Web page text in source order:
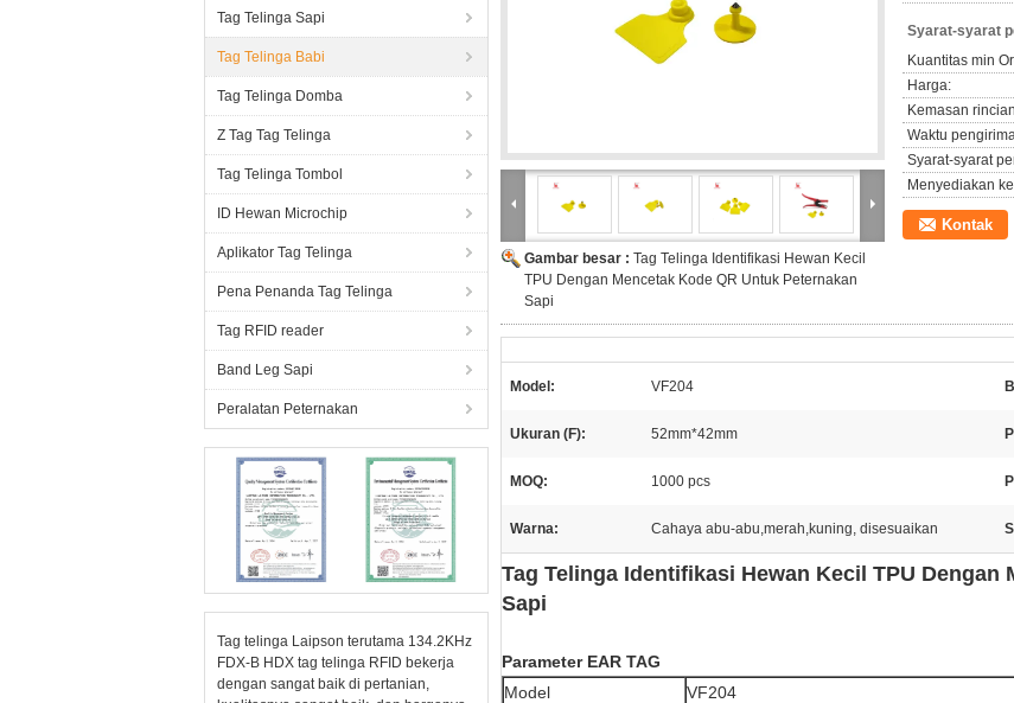
Tag Telinga Sapi
Tag Telinga Babi
Tag Telinga Domba
Z Tag Tag Telinga
Tag Telinga Tombol
ID Hewan Microchip
Aplikator Tag Telinga
Pena Penanda Tag Telinga
Tag RFID reader
Band Leg Sapi
Peralatan Peternakan
Tag telinga Laipson terutama 134.2KHz
FDX-B HDX tag telinga RFID bekerja
dengan sangat baik di pertanian,
Gambar besar : Tag Telinga Identifikasi Hewan Kecil
TPU Dengan Mencetak Kode QR Untuk Peternakan
Sapi
Syarat-syarat
Kuantitas min
Harga:
Kemasan
Waktu
Syarat-syarat
Menyediakan
Kontak
Model: VF204
Ukuran (F): 52mm*42mm
MOQ: 1000 pcs
Warna: Cahaya abu-abu,merah,kuning, disesuaikan
Tag Telinga Identifikasi Hewan Kecil TPU Dengan
Sapi
Parameter EAR TAG
Model
VF204